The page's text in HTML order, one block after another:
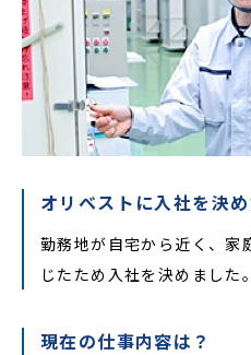
オリベストに入社を決
勤務地が自宅から近く、家
じたため入社を決めました。
現在の仕事内容は？